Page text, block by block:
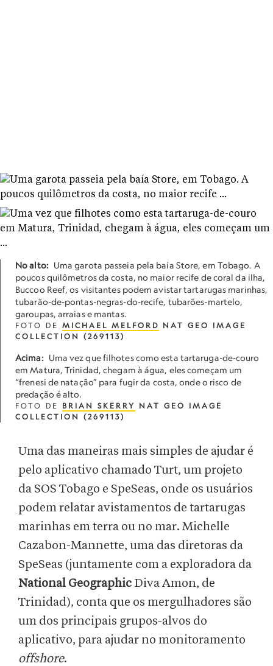
No alto: Uma garota passeia pela baía Store, em Tobago. A
poucos quilômetros da costa, no maior recife de coral da ilha,
Buccoo Reef, os visitantes podem avistar tartarugas marinhas,
tubarão-de-pontas-negras-do-recife, tubarões-martelo,
garoupas, arraias e mantas.
FOTO DE MICHAEL MELFORD NAT GEO IMAGE
COLLECTION (269113)
Acima: Uma vez que filhotes como esta tartaruga-de-couro
em Matura, Trinidad, chegam à água, eles começam um
“frenesi de natação” para fugir da costa, onde o risco de
predação é alto.
FOTO DE BRIAN SKERRY NAT GEO IMAGE
COLLECTION (269113)
Uma das maneiras mais simples de ajudar é
pelo aplicativo chamado Turt, um projeto
da SOS Tobago e SpeSeas, onde os usuários
podem relatar avistamentos de tartarugas
marinhas em terra ou no mar. Michelle
Cazabon-Mannette, uma das diretoras da
SpeSeas (juntamente com a exploradora da
National Geographic Diva Amon, de
Trinidad), conta que os mergulhadores são
um dos principais grupos-alvos do
aplicativo, para ajudar no monitoramento
offshore.